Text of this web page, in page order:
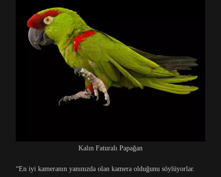
Kalın Faturalı Papağan
“En iyi kameranın yanınızda olan kamera olduğunu söylüyorlar.